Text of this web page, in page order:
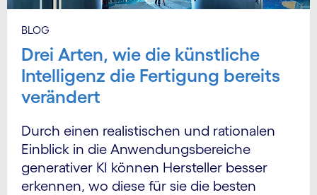
BLOG
Drei Arten, wie die künstliche
Intelligenz die Fertigung bereits
verändert
Durch einen realistischen und rationalen
Einblick in die Anwendungs­bereiche
generativer KI können Hersteller besser
erkennen, wo diese für sie die besten